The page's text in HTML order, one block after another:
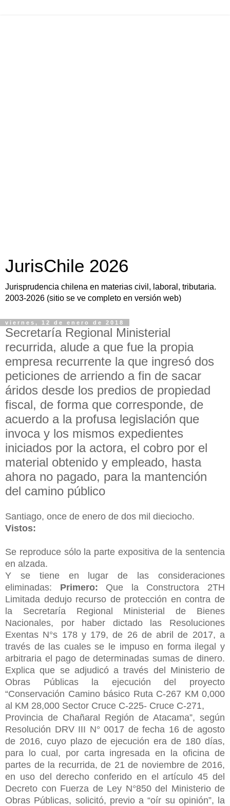
JurisChile 2026
Jurisprudencia chilena en materias civil, laboral, tributaria.
2003-2026 (sitio se ve completo en versión web)
viernes, 12 de enero de 2018
Secretaría Regional Ministerial
recurrida, alude a que fue la propia
empresa recurrente la que ingresó dos
peticiones de arriendo a fin de sacar
áridos desde los predios de propiedad
fiscal, de forma que corresponde, de
acuerdo a la profusa legislación que
invoca y los mismos expedientes
iniciados por la actora, el cobro por el
material obtenido y empleado, hasta
ahora no pagado, para la mantención
del camino público
Santiago, once de enero de dos mil dieciocho.
Vistos:
Se reproduce sólo la parte expositiva de la sentencia
en alzada.
Y se tiene en lugar de las consideraciones
eliminadas: Primero: Que la Constructora 2TH
Limitada dedujo recurso de protección en contra de
la Secretaría Regional Ministerial de Bienes
Nacionales, por haber dictado las Resoluciones
Exentas N°s 178 y 179, de 26 de abril de 2017, a
través de las cuales se le impuso en forma ilegal y
arbitraria el pago de determinadas sumas de dinero.
Explica que se adjudicó a través del Ministerio de
Obras Públicas la ejecución del proyecto
“Conservación Camino básico Ruta C-267 KM 0,000
al KM 28,000 Sector Cruce C-225- Cruce C-271,
Provincia de Chañaral Región de Atacama”, según
Resolución DRV III N° 0017 de fecha 16 de agosto
de 2016, cuyo plazo de ejecución era de 180 días,
para lo cual, por carta ingresada en la oficina de
partes de la recurrida, de 21 de noviembre de 2016,
en uso del derecho conferido en el artículo 45 del
Decreto con Fuerza de Ley N°850 del Ministerio de
Obras Públicas, solicitó, previo a “oír su opinión”, la